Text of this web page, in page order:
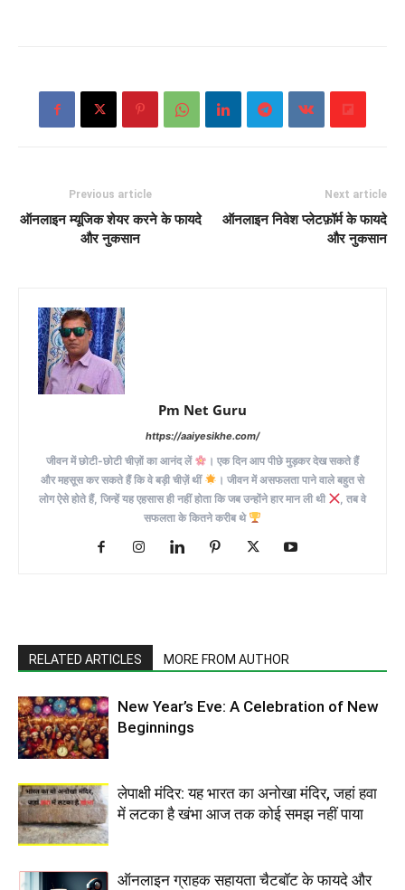
Previous article
ऑनलाइन म्यूजिक शेयर करने के फायदे
और नुकसान
Next article
ऑनलाइन निवेश प्लेटफ़ॉर्म के फायदे
और नुकसान
Pm Net Guru
https://aaiyesikhe.com/
जीवन में छोटी-छोटी चीज़ों का आनंद लें
। एक दिन आप पीछे मुड़कर देख सकते हैं
और महसूस कर सकते हैं कि वे बड़ी चीज़ें थीं
। जीवन में असफलता पाने वाले बहुत से
लोग ऐसे होते हैं, जिन्हें यह एहसास ही नहीं होता कि जब उन्होंने हार मान ली थी
, तब वे
सफलता के कितने करीब थे
RELATED ARTICLES MORE FROM AUTHOR
New Year’s Eve: A Celebration of New
Beginnings
लेपाक्षी मंदिर: यह भारत का अनोखा मंदिर, जहां हवा
में लटका है खंभा आज तक कोई समझ नहीं पाया
ऑनलाइन ग्राहक सहायता चैटबॉट के फायदे और